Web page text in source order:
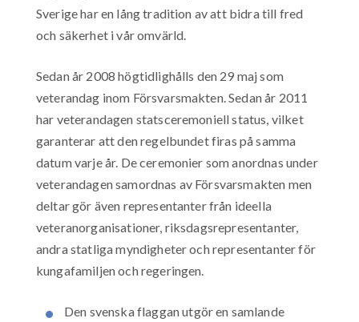
Sverige har en lång tradition av att bidra till fred
och säkerhet i vår omvärld.
Sedan år 2008 högtidlighålls den 29 maj som
veterandag inom Försvarsmakten. Sedan år 2011
har veterandagen statsceremoniell status, vilket
garanterar att den regelbundet firas på samma
datum varje år. De ceremonier som anordnas under
veterandagen samordnas av Försvarsmakten men
deltar gör även representanter från ideella
veteranorganisationer, riksdagsrepresentanter,
andra statliga myndigheter och representanter för
kungafamiljen och regeringen.
Den svenska flaggan utgör en samlande